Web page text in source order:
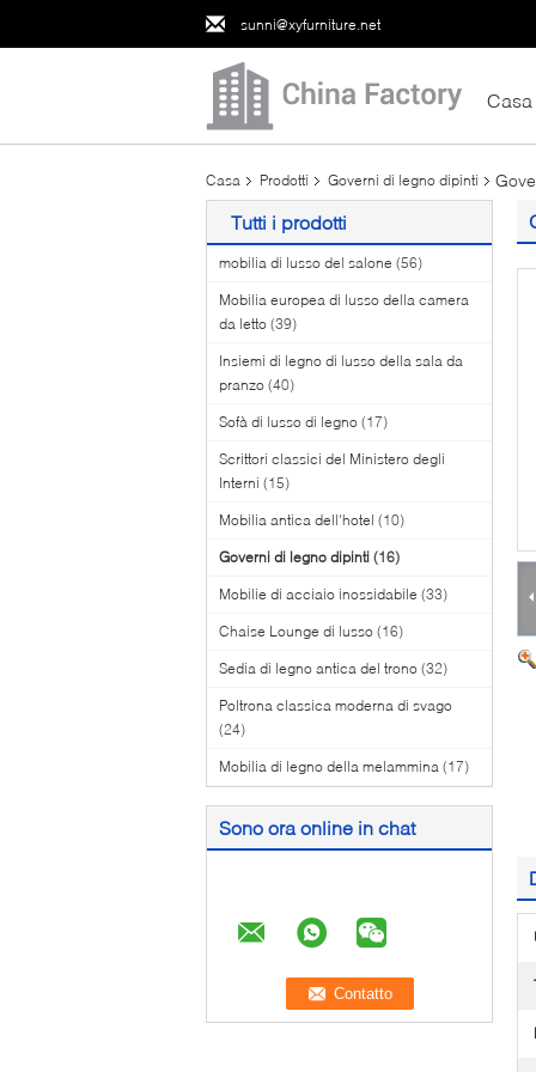
sunni@xyfurniture.net
Casa
Casa Prodotti Governi di legno dipinti
Tutti i prodotti
mobilia di lusso del salone (56)
Mobilia europea di lusso della camera
da letto (39)
Insiemi di legno di lusso della sala da
pranzo (40)
Sofà di lusso di legno (17)
Scrittori classici del Ministero degli
Interni (15)
Mobilia antica dell'hotel (10)
Governi di legno dipinti (16)
Mobilie di acciaio inossidabile (33)
Chaise Lounge di lusso (16)
Sedia di legno antica del trono (32)
Poltrona classica moderna di svago
(24)
Mobilia di legno della melammina (17)
Sono ora online in chat